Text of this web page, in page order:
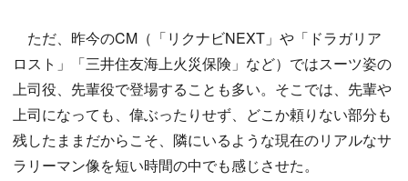
ただ、昨今のCM（「リクナビNEXT」や「ドラガリア
ロスト」「三井住友海上火災保険」など）ではスーツ姿の
上司役、先輩役で登場することも多い。そこでは、先輩や
上司になっても、偉ぶったりせず、どこか頼りない部分も
残したままだからこそ、隣にいるような現在のリアルなサ
ラリーマン像を短い時間の中でも感じさせた。